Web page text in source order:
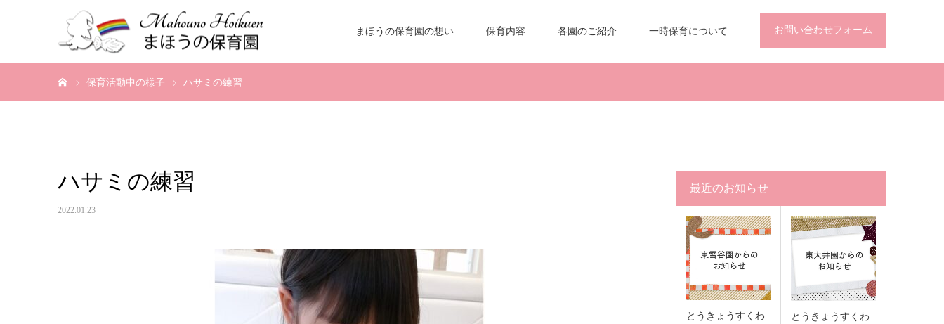
お問い合わせフォーム
まほうの保育園の想い 保育内容 各園のご紹介 一時保育について
保育活動中の様子 ハサミの練習
ハサミの練習
2022.01.23
最近のお知らせ
とうきょうすくわ
とうきょうすくわ